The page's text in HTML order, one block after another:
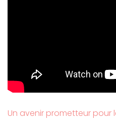
Un avenir prometteur pour